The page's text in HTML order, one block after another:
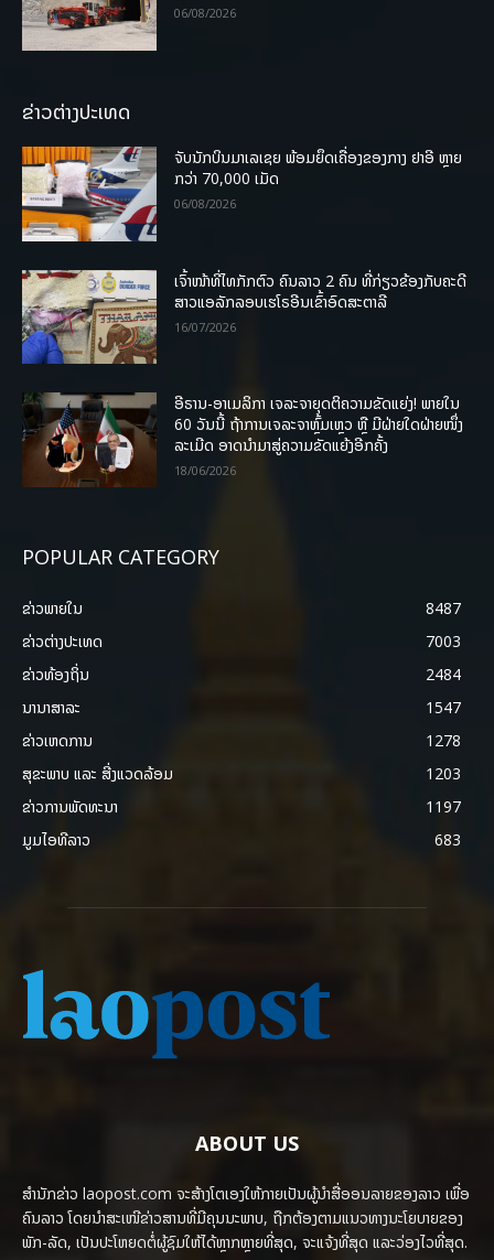
06/08/2026
ຂ່າວຕ່າງປະເທດ
ຈັບນັກບິນມາເລເຊຍ ພ້ອມຍຶດເຄື່ອງຂອງກາງ ຢາອີ ຫຼາຍ
ກວ່າ 70,000 ເມັດ
06/08/2026
ເຈົ້າໜ້າທີ່ໄທກັກຕົວ ຄົນລາວ 2 ຄົນ ທີ່ກ່ຽວຂ້ອງກັບຄະດີ
ສາວແອລັກລອບເຮໂຣອີນເຂົ້າອົດສະຕາລີ
16/07/2026
ອີຣານ-ອາເມລິກາ ເຈລະຈາຍຸດຕິຄວາມຂັດແຍ່ງ! ພາຍໃນ
60 ວັນນີ້ ຖ້າການເຈລະຈາຫຼົ້ມເຫຼວ ຫຼື ມີຝ່າຍໃດຝ່າຍໜຶ່ງ
ລະເມີດ ອາດນໍາມາສູ່ຄວາມຂັດແຍ້ງອີກຄັ້ງ
18/06/2026
POPULAR CATEGORY
ຂ່າວພາຍ​ໃນ
8487
ຂ່າວຕ່າງປະເທດ
7003
ຂ່າວທ້ອງຖິ່ນ
2484
ນານາສາລະ
1547
ຂ່າວເຫດການ
1278
ສຸຂະພາບ ແລະ ສີ່ງແວດລ້ອມ
1203
ຂ່າວການພັດທະນາ
1197
ມູມໄອທີລາວ
683
ABOUT US
ສຳນັກຂ່າວ laopost.com ຈະສ້າງໂຕເອງໃຫ້ກາຍເປັນຜູ້ນຳສື່ອອນລາຍຂອງລາວ ເພື່ອ
ຄົນລາວ ໂດຍນຳສະເໜີຂ່າວສານທີ່ມີຄຸນນະພາບ, ຖືກຕ້ອງຕາມແນວທາງນະໂຍບາຍຂອງ
ພັກ-ລັດ, ເປັນປະໂຫຍດຕໍ່ຜູ້ຊົມໃຫ້ໄດ້ຫຼາກຫຼາຍທີ່ສຸດ, ຈະແຈ້ງທີ່ສຸດ ແລະວ່ອງໄວທີ່ສຸດ.